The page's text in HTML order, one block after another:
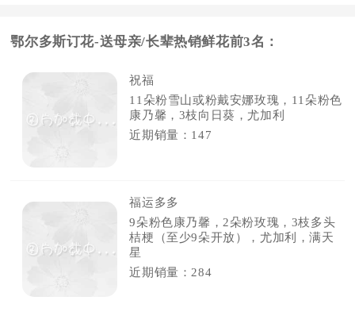
鄂尔多斯订花-送母亲/长辈热销鲜花前3名：
祝福
11朵粉雪山或粉戴安娜玫瑰，11朵粉色
康乃馨，3枝向日葵，尤加利
近期销量：147
福运多多
9朵粉色康乃馨，2朵粉玫瑰，3枝多头
桔梗（至少9朵开放），尤加利，满天
星
近期销量：284